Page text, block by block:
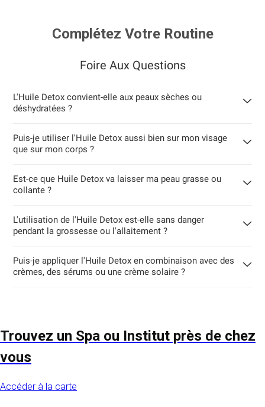
Complétez Votre Routine
Foire Aux Questions
L'Huile Detox convient-elle aux peaux sèches ou
déshydratées ?
Puis-je utiliser l'Huile Detox aussi bien sur mon visage
que sur mon corps ?
Est-ce que Huile Detox va laisser ma peau grasse ou
collante ?
L'utilisation de l'Huile Detox est-elle sans danger
pendant la grossesse ou l'allaitement ?
Puis-je appliquer l'Huile Detox en combinaison avec des
crèmes, des sérums ou une crème solaire ?
Trouvez un Spa ou Institut près de chez
vous
Accéder à la carte